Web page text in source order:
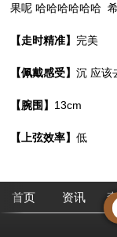
果呢 哈哈哈哈哈哈
【走时精准】 完美
【佩戴感受】 沉 应该
【腕围】 13cm
【上弦效率】 低
首页 资讯